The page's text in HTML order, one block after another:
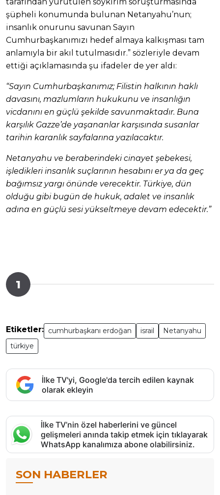
şüpheli konumunda bulunan Netanyahu’nun;
insanlık onurunu savunan Sayın
Cumhurbaşkanımızı hedef almaya kalkışması tam
anlamıyla bir akıl tutulmasıdır.” sözleriyle devam
ettiği açıklamasında şu ifadeler de yer aldı:
“Sayın Cumhurbaşkanımız; Filistin halkının haklı
davasını, mazlumların hukukunu ve insanlığın
vicdanını en güçlü şekilde savunmaktadır. Buna
karşılık Gazze’de yaşananlar karşısında susanlar
tarihin karanlık sayfalarına yazılacaktır.
Netanyahu ve beraberindeki cinayet şebekesi,
işledikleri insanlık suçlarının hesabını er ya da geç
bağımsız yargı önünde verecektir. Türkiye, dün
olduğu gibi bugün de hukuk, adalet ve insanlık
adına en güçlü sesi yükseltmeye devam edecektir.”
1
Etiketler: cumhurbaşkanı erdoğan israil
Netanyahu
türkiye
İlke TV'yi, Google'da tercih edilen kaynak
olarak ekleyin
İlke TV’nin özel haberlerini ve güncel
gelişmeleri anında takip etmek için tıklayarak
WhatsApp kanalımıza abone olabilirsiniz.
SON HABERLER